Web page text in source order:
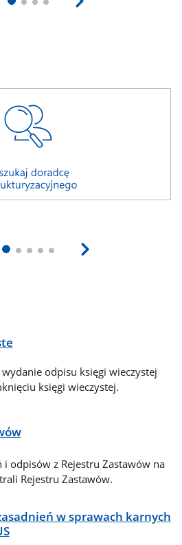
odpisu księgi wieczystej
księgi wieczystej.
i odpisów z Rejestru Zastawów na
Rejestru Zastawów.
w sprawach karnych